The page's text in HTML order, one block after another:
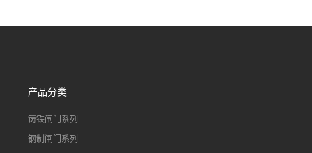
道水库电站污水处理钢制闸
产品分类
铸铁闸门系列
钢制闸门系列